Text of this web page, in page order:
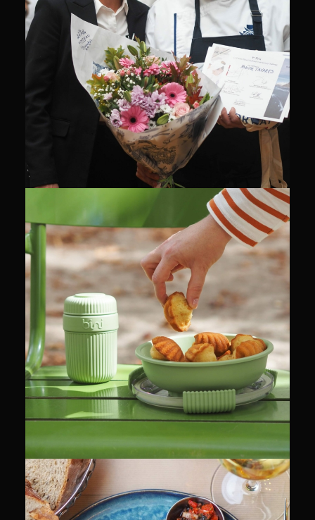
CULINAIRE
CULINAIRE RECETTES